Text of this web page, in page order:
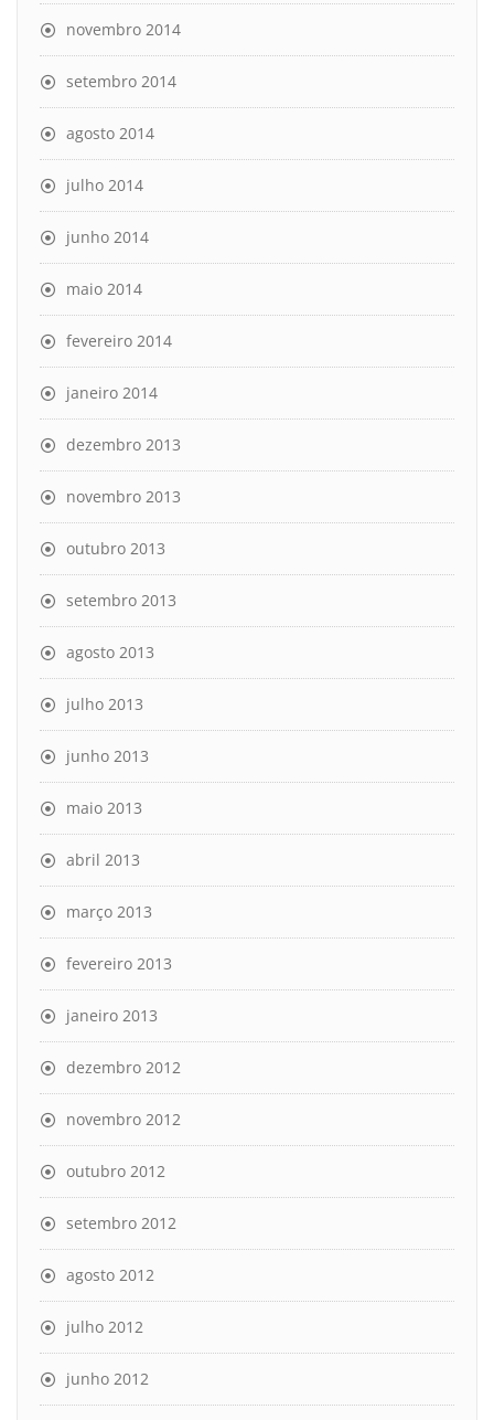
novembro 2014
setembro 2014
agosto 2014
julho 2014
junho 2014
maio 2014
fevereiro 2014
janeiro 2014
dezembro 2013
novembro 2013
outubro 2013
setembro 2013
agosto 2013
julho 2013
junho 2013
maio 2013
abril 2013
março 2013
fevereiro 2013
janeiro 2013
dezembro 2012
novembro 2012
outubro 2012
setembro 2012
agosto 2012
julho 2012
junho 2012